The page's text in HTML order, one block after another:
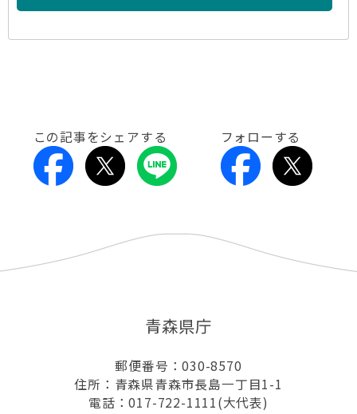
この記事をシェアする フォローする
青森県庁
郵便番号：030-8570
住所：青森県青森市長島一丁目1-1
電話：017-722-1111(大代表)